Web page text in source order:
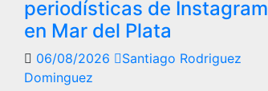
periodísticas de Instagram
en Mar del Plata
06/08/2026
Santiago Rodriguez
Dominguez